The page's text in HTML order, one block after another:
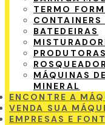
TERMO
CONTAINERS
BATEDEIRAS
MÁQUINAS
MINERAL
ENCONTRE A
VENDA SUA
EMPRESAS E